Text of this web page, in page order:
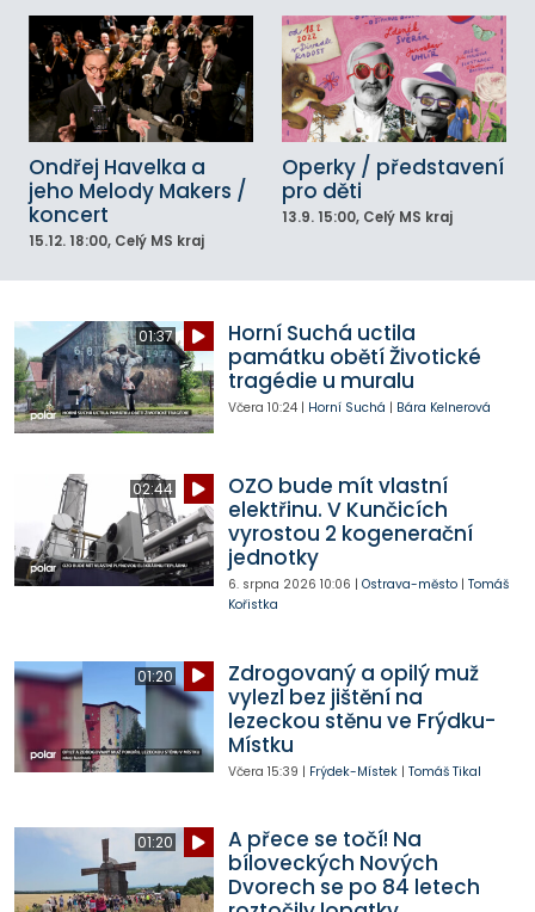
Ondřej Havelka a
jeho Melody Makers /
koncert
15.12. 18:00, Celý MS kraj
Operky / představení
pro děti
13.9. 15:00, Celý MS kraj
01:37
Horní Suchá uctila
památku obětí Životické
tragédie u muralu
Včera 10:24| Horní Suchá | Bára Kelnerová
02:44
OZO bude mít vlastní
elektřinu. V Kunčicích
vyrostou 2 kogenerační
jednotky
6. srpna 2026 10:06 | Ostrava-město| Tomáš
Kořistka
01:20
Zdrogovaný a opilý muž
vylezl bez jištění na
lezeckou stěnu ve Frýdku-
Místku
Včera 15:39 | Frýdek-Místek| Tomáš Tikal
01:20
A přece se točí! Na
bíloveckých Nových
Dvorech se po 84 letech